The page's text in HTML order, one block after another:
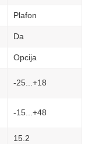
Plafon
Da
Opcija
-25...+18
-15...+48
15.2